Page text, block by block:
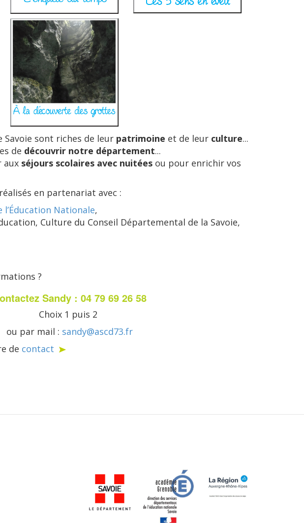
sont riches de leur patrimoine et de leur culture...
de découvrir notre département...
aux séjours scolaires avec nuitées ou pour enrichir vos
en partenariat avec :
l’Éducation Nationale,
Culture du Conseil Départemental de la Savoie,
?
Sandy : 04 79 69 26 58
Choix 1 puis 2
ou par mail : sandy@ascd73.fr
de contact